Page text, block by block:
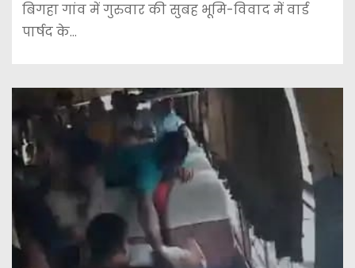
बिगहा गांव में गुरुवार की सुबह भूमि-विवाद में वार्ड
पार्षद के…